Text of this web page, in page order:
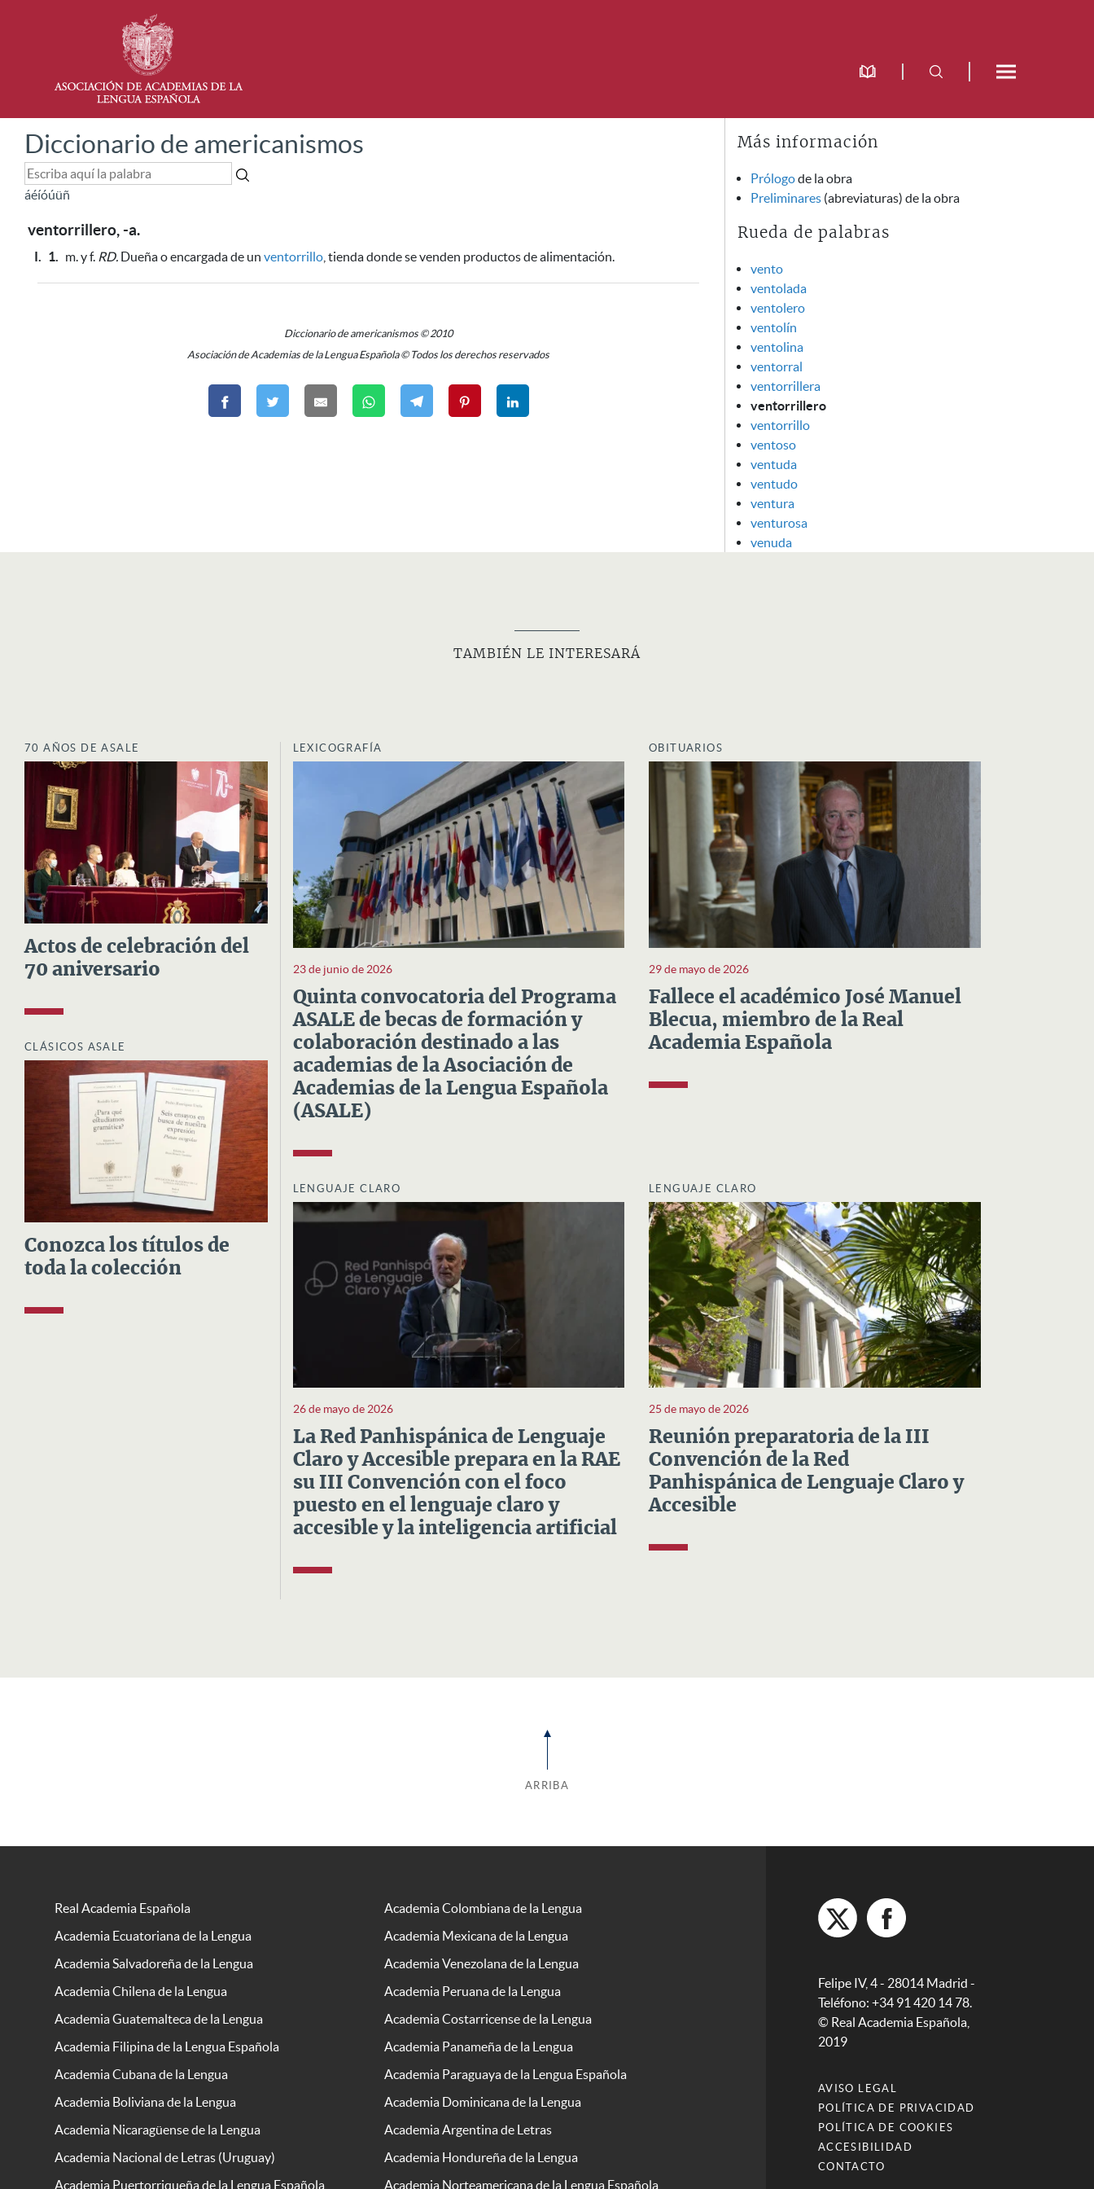
Diccionario de americanismos
áéíóúüñ
ventorrillero, -a.
I. 1. m. y f. RD. Dueña o encargada de un ventorrillo , tienda donde se venden productos de alimentación.
Diccionario de americanismos © 2010
Asociación de Academias de la Lengua Española © Todos los derechos reservados
Más información
Prólogode la obra
Preliminares (abreviaturas) de la obra
Rueda de palabras
vento
ventolada
ventolero
ventolín
ventolina
ventorral
ventorrillera
ventorrillero
ventorrillo
ventoso
ventuda
ventudo
ventura
venturosa
venuda
TAMBIÉN LE INTERESARÁ
70 AÑOS DE ASALE
Actos de celebración del
70 aniversario
CLÁSICOS ASALE
Conozca los títulos de
toda la colección
LEXICOGRAFÍA
23 de junio de 2026
Quinta convocatoria del Programa
ASALE de becas de formación y
colaboración destinado a las
academias de la Asociación de
Academias de la Lengua Española
(ASALE)
OBITUARIOS
29 de mayo de 2026
Fallece el académico José Manuel
Blecua, miembro de la Real
Academia Española
LENGUAJE CLARO
26 de mayo de 2026
La Red Panhispánica de Lenguaje
Claro y Accesible prepara en la RAE
su III Convención con el foco
puesto en el lenguaje claro y
accesible y la inteligencia artificial
LENGUAJE CLARO
25 de mayo de 2026
Reunión preparatoria de la III
Convención de la Red
Panhispánica de Lenguaje Claro y
Accesible
ARRIBA
Real Academia Española
Academia Colombiana de la Lengua
Academia Ecuatoriana de la Lengua
Academia Mexicana de la Lengua
Academia Salvadoreña de la Lengua
Academia Venezolana de la Lengua
Academia Chilena de la Lengua
Academia Peruana de la Lengua
Academia Guatemalteca de la Lengua
Academia Costarricense de la Lengua
Academia Filipina de la Lengua Española
Academia Panameña de la Lengua
Academia Cubana de la Lengua
Academia Paraguaya de la Lengua Española
Academia Boliviana de la Lengua
Academia Dominicana de la Lengua
Academia Nicaragüense de la Lengua
Academia Argentina de Letras
Academia Nacional de Letras (Uruguay)
Academia Hondureña de la Lengua
Academia Puertorriqueña de la Lengua Española
Academia Norteamericana de la Lengua Española
Felipe IV, 4 - 28014 Madrid -
Teléfono: +34 91 420 14 78.
© Real Academia Española,
2019
AVISO LEGAL
POLÍTICA DE PRIVACIDAD
POLÍTICA DE COOKIES
ACCESIBILIDAD
CONTACTO